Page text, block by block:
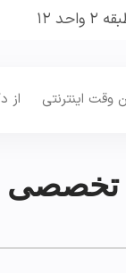
۱۲
وقت اینترنتی از